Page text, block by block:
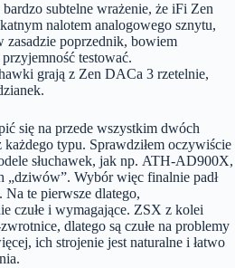
subtelne wrażenie, że iFi Zen
nalotem analogowego sznytu,
poprzednik, bowiem
testować.
grają z Zen DACa 3 rzetelnie,
się na przede wszystkim dwóch
każdego typu. Sprawdziłem oczywiście
słuchawek, jak np. ATH-AD900X,
„dziwów”. Wybór więc finalnie padł
te pierwsze dlatego,
czułe i wymagające. ZSX z kolei
dlatego są czułe na problemy
ich strojenie jest naturalne i łatwo